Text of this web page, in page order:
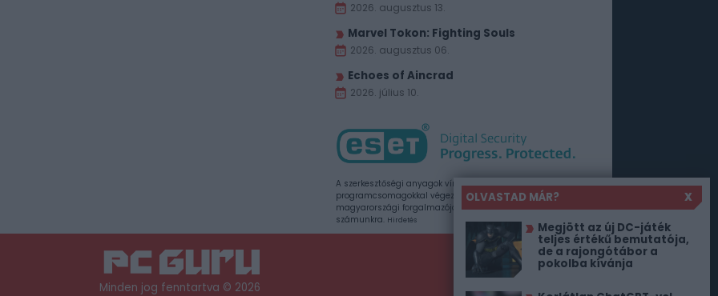
OLVASTAD MÁR?
X
Megjött az új DC-játék
teljes értékű bemutatója,
de a rajongótábor a
pokolba kívánja
2026. augusztus 13.
Marvel Tokon: Fighting Souls
2026. augusztus 06.
Echoes of Aincrad
2026. július 10.
A szerkesztőségi anyagok vírusellenőrzését az ESET
programcsomagokkal végezzük, amelyet a szoftver
magyarországi forgalmazója, a Sicontact Kft. biztosít
számunkra. Hirdetés
Minden jog fenntartva © 2026